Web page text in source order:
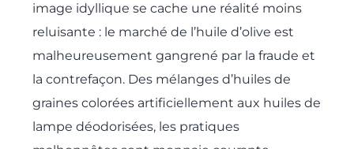
image idyllique se cache une réalité moins
reluisante : le marché de l’huile d’olive est
malheureusement gangrené par la fraude et
la contrefaçon. Des mélanges d’huiles de
graines colorées artificiellement aux huiles de
lampe déodorisées, les pratiques